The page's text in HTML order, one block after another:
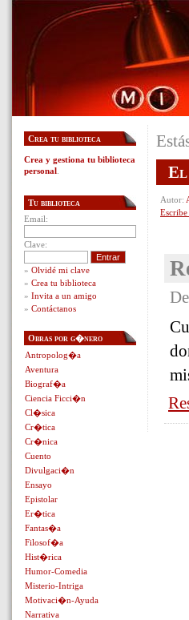
El
Autor:
Crea tu biblioteca
Crea y gestiona tu biblioteca
personal
Tu biblioteca
Email:
Clave:
» Olvidé mi clave
» Crea tu biblioteca
» Invita a un amigo
» Contáctanos
Obras por g�nero
Antropolog�a
Aventura
Biograf�a
Ciencia Ficci�n
Cl�sica
Cr�tica
Cr�nica
Cuento
Divulgaci�n
Ensayo
Epistolar
Er�tica
Fantas�a
Filosof�a
Hist�rica
Humor-Comedia
Misterio-Intriga
Motivaci�n-Ayuda
Narrativa